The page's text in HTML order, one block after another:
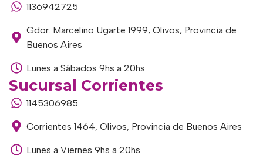
1136942725
Gdor. Marcelino Ugarte 1999, Olivos, Provincia de
Buenos Aires
Lunes a Sábados 9hs a 20hs
Sucursal Corrientes
1145306985
Corrientes 1464, Olivos, Provincia de Buenos Aires
Lunes a Viernes 9hs a 20hs